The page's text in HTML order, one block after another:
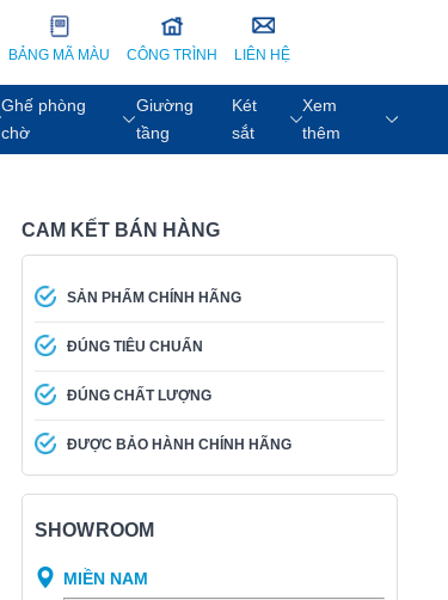
BẢNG MÃ MÀU CÔNG TRÌNH LIÊN HỆ
Ghế phòng
chờ
Giường
tầng
Két
sắt
Xem
thêm
CAM KẾT BÁN HÀNG
SẢN PHẨM CHÍNH HÃNG
ĐÚNG TIÊU CHUẨN
ĐÚNG CHẤT LƯỢNG
ĐƯỢC BẢO HÀNH CHÍNH HÃNG
SHOWROOM
MIỀN NAM